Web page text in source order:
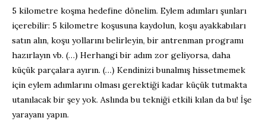
5 kilometre koşma hedefine dönelim. Eylem adımları şunları
içerebilir: 5 kilometre koşusuna kaydolun, koşu ayakkabıları
satın alın, koşu yollarını belirleyin, bir antrenman programı
hazırlayın vb. (…) Herhangi bir adım zor geliyorsa, daha
küçük parçalara ayırın. (…) Kendinizi bunalmış hissetmemek
için eylem adımlarını olması gerektiği kadar küçük tutmakta
utanılacak bir şey yok. Aslında bu tekniği etkili kılan da bu! İşe
yarayanı yapın.